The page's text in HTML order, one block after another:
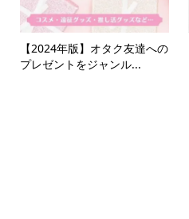
【2024年版】オタク友達への
プレゼントをジャンル...